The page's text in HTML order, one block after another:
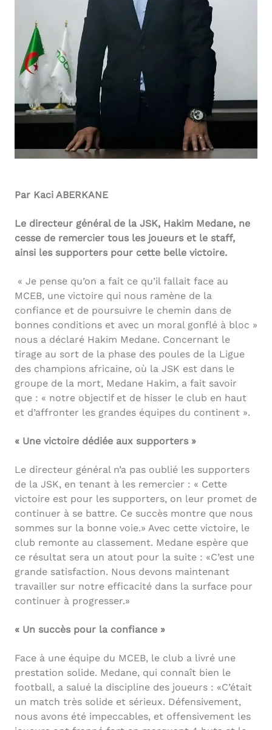
Par Kaci ABERKANE
Le directeur général de la JSK, Hakim Medane, ne
cesse de remercier tous les joueurs et le staff,
ainsi les supporters pour cette belle victoire.
« Je pense qu’on a fait ce qu’il fallait face au
MCEB, une victoire qui nous ramène de la
confiance et de poursuivre le chemin dans de
bonnes conditions et avec un moral gonflé à bloc »
nous a déclaré Hakim Medane. Concernant le
tirage au sort de la phase des poules de la Ligue
des champions africaine, où la JSK est dans le
groupe de la mort, Medane Hakim, a fait savoir
que : « notre objectif et de hisser le club en haut
et d’affronter les grandes équipes du continent ».
« Une victoire dédiée aux supporters »
Le directeur général n’a pas oublié les supporters
de la JSK, en tenant à les remercier : « Cette
victoire est pour les supporters, on leur promet de
continuer à se battre. Ce succès montre que nous
sommes sur la bonne voie.» Avec cette victoire, le
club remonte au classement. Medane espère que
ce résultat sera un atout pour la suite : «C’est une
grande satisfaction. Nous devons maintenant
travailler sur notre efficacité dans la surface pour
continuer à progresser.»
« Un succès pour la confiance »
Face à une équipe du MCEB, le club a livré une
prestation solide. Medane, qui connaît bien le
football, a salué la discipline des joueurs : «C’était
un match très solide et sérieux. Défensivement,
nous avons été impeccables, et offensivement les